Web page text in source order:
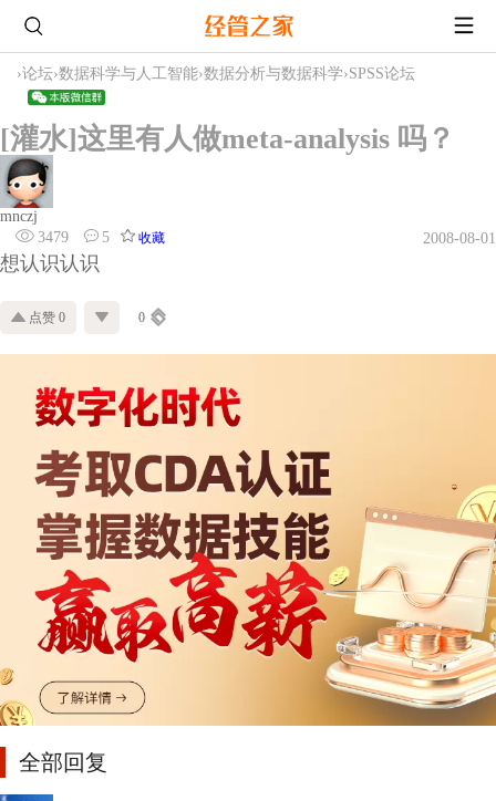
›论坛›数据科学与人工智能›数据分析与数据科学›SPSS论坛
[灌水]这里有人做meta-analysis 吗？
mnczj
3479
5 收藏 2008-08-01
想认识认识
点赞 0 0
全部回复